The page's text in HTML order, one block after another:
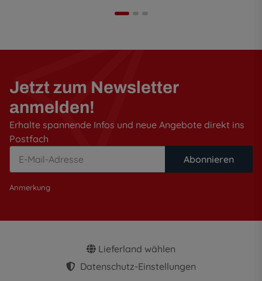
Jetzt zum Newsletter
anmelden!
Erhalte spannende Infos und neue Angebote direkt ins
Postfach
Abonnieren
Anmerkung
Lieferland wählen
Datenschutz-Einstellungen